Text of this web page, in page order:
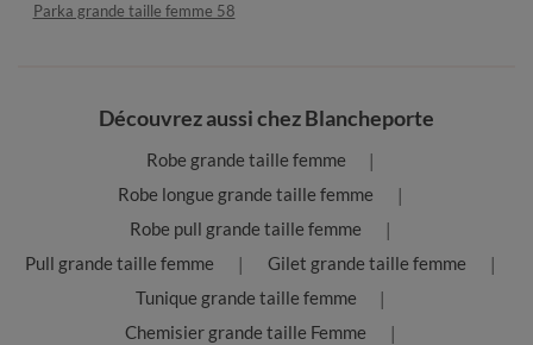
Parka grande taille femme 58
Découvrez aussi chez Blancheporte
Robe grande taille femme
Robe longue grande taille femme
Robe pull grande taille femme
Pull grande taille femme
Gilet grande taille femme
Tunique grande taille femme
Chemisier grande taille Femme